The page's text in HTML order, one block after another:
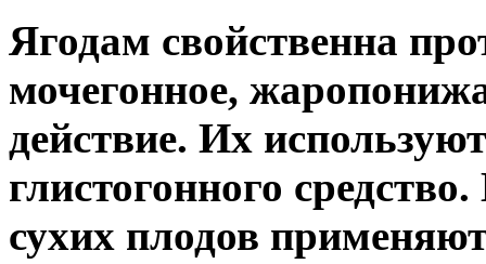
Ягодам свойственна
мочегонное,
действие. Их
глистогонного
сухих плодов